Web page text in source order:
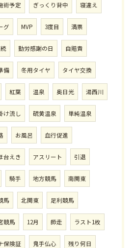
術予定 ぎっくり背中 寝違え
グ MVP 3度目 満票
勤労感謝の日 自賠責
備 冬用タイヤ タイヤ交換
紅葉 温泉 奥日光 湯西川
け流し 硫黄温泉 単純温泉
お風呂 血行促進
台えき アスリート 引退
騎手 地方競馬 南関東
馬 北関東 足利競馬
競馬 12月 師走 ラスト1枚
保険証 鬼手仏心 残り何日